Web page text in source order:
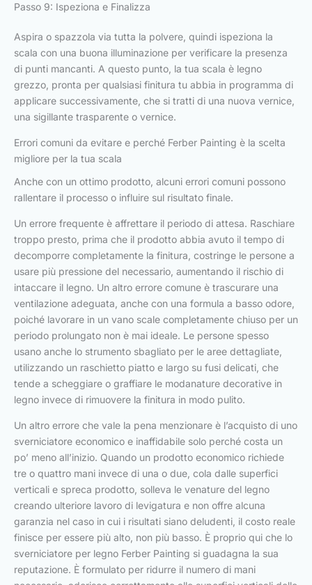
Passo 9: Ispeziona e Finalizza
Aspira o spazzola via tutta la polvere, quindi ispeziona la
scala con una buona illuminazione per verificare la presenza
di punti mancanti. A questo punto, la tua scala è legno
grezzo, pronta per qualsiasi finitura tu abbia in programma di
applicare successivamente, che si tratti di una nuova vernice,
una sigillante trasparente o vernice.
Errori comuni da evitare e perché Ferber Painting è la scelta
migliore per la tua scala
Anche con un ottimo prodotto, alcuni errori comuni possono
rallentare il processo o influire sul risultato finale.
Un errore frequente è affrettare il periodo di attesa. Raschiare
troppo presto, prima che il prodotto abbia avuto il tempo di
decomporre completamente la finitura, costringe le persone a
usare più pressione del necessario, aumentando il rischio di
intaccare il legno. Un altro errore comune è trascurare una
ventilazione adeguata, anche con una formula a basso odore,
poiché lavorare in un vano scale completamente chiuso per un
periodo prolungato non è mai ideale. Le persone spesso
usano anche lo strumento sbagliato per le aree dettagliate,
utilizzando un raschietto piatto e largo su fusi delicati, che
tende a scheggiare o graffiare le modanature decorative in
legno invece di rimuovere la finitura in modo pulito.
Un altro errore che vale la pena menzionare è l’acquisto di uno
sverniciatore economico e inaffidabile solo perché costa un
po’ meno all’inizio. Quando un prodotto economico richiede
tre o quattro mani invece di una o due, cola dalle superfici
verticali e spreca prodotto, solleva le venature del legno
creando ulteriore lavoro di levigatura e non offre alcuna
garanzia nel caso in cui i risultati siano deludenti, il costo reale
finisce per essere più alto, non più basso. È proprio qui che lo
sverniciatore per legno Ferber Painting si guadagna la sua
reputazione. È formulato per ridurre il numero di mani